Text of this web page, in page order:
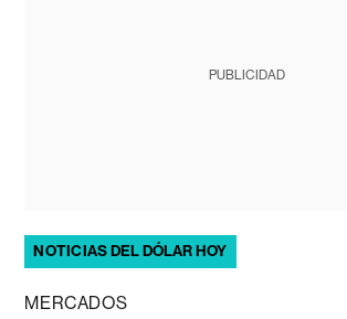
PUBLICIDAD
NOTICIAS DEL DÓLAR HOY
MERCADOS